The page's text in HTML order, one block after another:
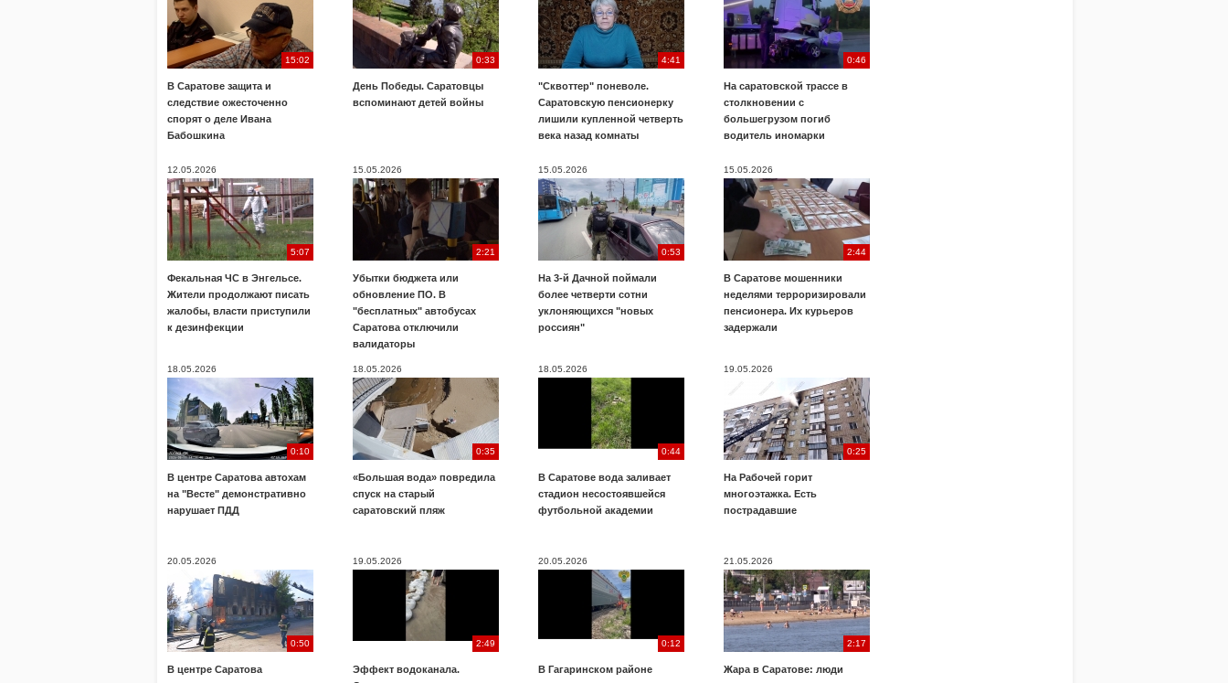
15:02
В Саратове защита и
следствие ожесточенно
спорят о деле Ивана
Бабошкина
0:33
День Победы. Саратовцы
вспоминают детей войны
4:41
"Сквоттер" поневоле.
Саратовскую пенсионерку
лишили купленной четверть
века назад комнаты
0:46
На саратовской трассе в
столкновении с
большегрузом погиб
водитель иномарки
12.05.2026
5:07
Фекальная ЧС в Энгельсе.
Жители продолжают писать
жалобы, власти приступили
к дезинфекции
15.05.2026
2:21
Убытки бюджета или
обновление ПО. В
"бесплатных" автобусах
Саратова отключили
валидаторы
15.05.2026
0:53
На 3-й Дачной поймали
более четверти сотни
уклоняющихся "новых
россиян"
15.05.2026
2:44
В Саратове мошенники
неделями терроризировали
пенсионера. Их курьеров
задержали
18.05.2026
0:10
В центре Саратова автохам
на "Весте" демонстративно
нарушает ПДД
18.05.2026
0:35
«Большая вода» повредила
спуск на старый
саратовский пляж
18.05.2026
0:44
В Саратове вода заливает
стадион несостоявшейся
футбольной академии
19.05.2026
0:25
На Рабочей горит
многоэтажка. Есть
пострадавшие
20.05.2026
0:50
В центре Саратова
19.05.2026
2:49
Эффект водоканала.
20.05.2026
0:12
В Гагаринском районе
21.05.2026
2:17
Жара в Саратове: люди